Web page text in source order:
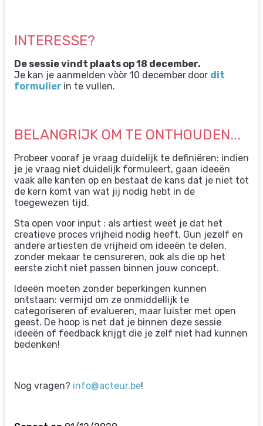
INTERESSE?
De sessie vindt plaats op 18 december.
Je kan je aanmelden vòòr 10 december door dit
formulier in te vullen.
BELANGRIJK OM TE ONTHOUDEN...
Probeer vooraf je vraag duidelijk te definiëren: indien
je je vraag niet duidelijk formuleert, gaan ideeën
vaak alle kanten op en bestaat de kans dat je niet tot
de kern komt van wat jij nodig hebt in de
toegewezen tijd.
Sta open voor input : als artiest weet je dat het
creatieve proces vrijheid nodig heeft. Gun jezelf en
andere artiesten de vrijheid om ideeën te delen,
zonder mekaar te censureren, ook als die op het
eerste zicht niet passen binnen jouw concept.
Ideeën moeten zonder beperkingen kunnen
ontstaan: vermijd om ze onmiddellijk te
categoriseren of evalueren, maar luister met open
geest. De hoop is net dat je binnen deze sessie
ideeën of feedback krijgt die je zelf niet had kunnen
bedenken!
Nog vragen? info@acteur.be!